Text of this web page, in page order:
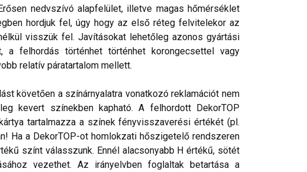
nedvszívó alapfelület, illetve magas hőmérséklet
hordjuk fel, úgy hogy az első réteg felvitelekor az
visszük fel. Javításokat lehetőleg azonos gyártási
a felhordás történhet történhet korongecsettel vagy
relatív páratartalom mellett.
követően a színárnyalatra vonatkozó reklamációt nem
kevert színekben kapható. A felhordott DekorTOP
tartalmazza a színek fényvisszaverési értékét (pl.
Ha a DekorTOP-ot homlokzati hőszigetelő rendszeren
színt válasszunk. Ennél alacsonyabb H értékű, sötét
vezethet. Az irányelvben foglaltak betartása a